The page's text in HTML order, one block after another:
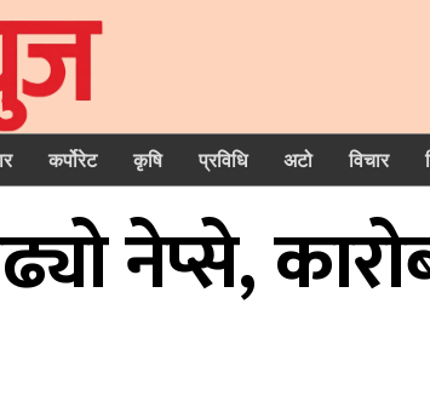
कर्पोरेट कृषि प्रविधि अटो विचार
नेप्से,